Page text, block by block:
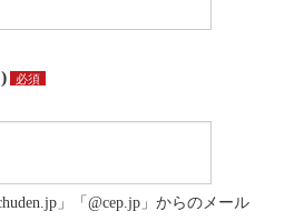
必須
」「@cep.jp」からのメール